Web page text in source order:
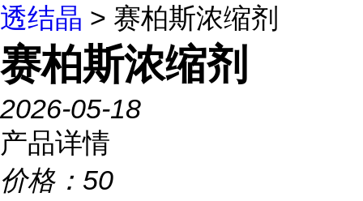
透结晶 > 赛柏斯浓缩剂
赛柏斯浓缩剂
2026-05-18
产品详情
价格： 50